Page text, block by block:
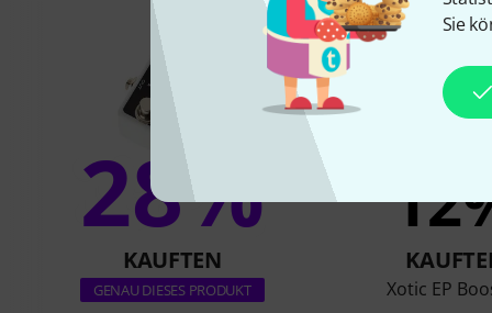
Sie
28%
KAUFTEN
GENAU DIESES PRODUKT Xotic EP